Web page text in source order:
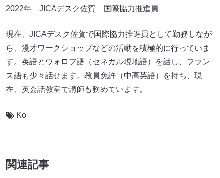
2022年 JICAデスク佐賀 国際協力推進員
現在、JICAデスク佐賀で国際協力推進員として勤務しなが
ら、漫才ワークショップなどの活動を積極的に行っていま
す。英語とウォロフ語（セネガル現地語）を話し、フラン
ス語も少々話せます。教員免許（中高英語）を持ち、現
在、英会話教室で講師も務めています。
Ko
関連記事